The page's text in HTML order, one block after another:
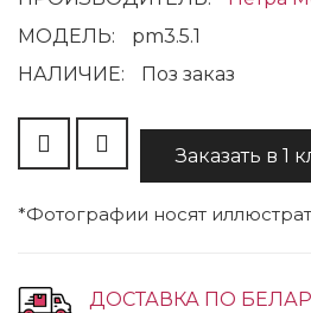
МОДЕЛЬ:
pm3.5.1
НАЛИЧИЕ:
Поз заказ
Заказать в 1
*Фотографии носят
ДОСТАВКА ПО